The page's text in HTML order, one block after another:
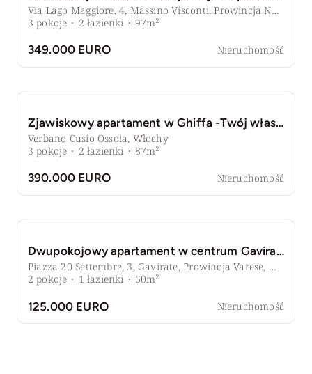
Via Lago Maggiore, 4, Massino Visconti, Prowincja Novara, Włochy
3 pokoje · 2 łazienki · 97m²
349.000 EURO Nieruchomość
Zjawiskowy apartament w Ghiffa -Twój własny obraz z widokiem na Jezioro Maggiore
Verbano Cusio Ossola, Włochy
3 pokoje · 2 łazienki · 87m²
390.000 EURO Nieruchomość
Dwupokojowy apartament w centrum Gavirate – idealna inwestycja z gwarantowanym dochodem
Piazza 20 Settembre, 3, Gavirate, Prowincja Varese, Włochy
2 pokoje · 1 łazienki · 60m²
125.000 EURO Nieruchomość